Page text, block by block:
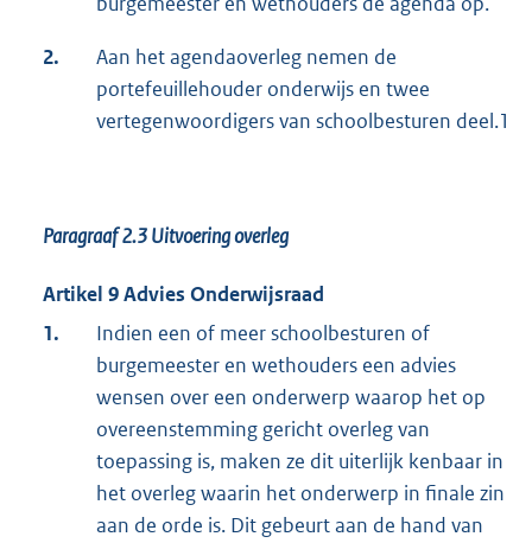
2.
Aan het agendaoverleg nemen de
portefeuillehouder onderwijs en twee
vertegenwoordigers van schoolbesturen deel.1
Paragraaf 2.3Uitvoering overleg
Artikel 9 Advies Onderwijsraad
1.
Indien een of meer schoolbesturen of
burgemeester en wethouders een advies
wensen over een onderwerp waarop het op
overeenstemming gericht overleg van
toepassing is, maken ze dit uiterlijk kenbaar in
het overleg waarin het onderwerp in finale zin
aan de orde is. Dit gebeurt aan de hand van